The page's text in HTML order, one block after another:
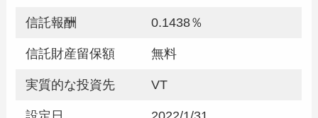
信託報酬 0.1438％
信託財産留保額 無料
実質的な投資先 VT